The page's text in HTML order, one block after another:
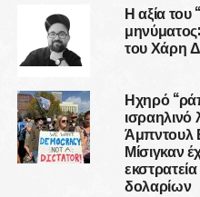
Η αξία του
του Χάρη
Ηχηρό
Άμπντουλ
Μίσιγκαν
δολαρίων